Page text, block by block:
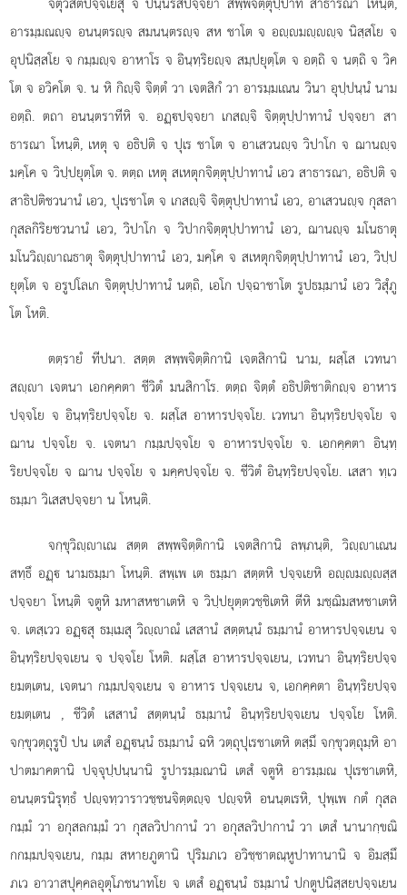
อารมฺมณฺจ อนนฺตรฺจ สมนนฺตรฺจ สห ชาโต จ อฺมฺฺจ นิสฺสโย จ
อุปนิสฺสโย จ กมฺมฺจ อาหาโร จ อินฺทฺริยฺจ สมฺปยุตฺโต จ อตฺถิ จ นตฺถิ จ วิค
โต จ อวิคโต จ. น หิ กิฺจิ จิตฺตํ วา เจตสิกํ วา อารมฺมเณน วินา อุปฺปนฺนํ นาม
อตฺถิ. ตถา อนนฺตราทีหิ จ. อฏฺปจฺจยา เกสฺจิ จิตฺตุปฺปาทานํ ปจฺจยา สา
ธารณา โหนฺติ, เหตุ จ อธิปติ จ ปุเร ชาโต จ อาเสวนฺจ วิปาโก จ ฌานฺจ
มคฺโค จ วิปฺปยุตฺโต จ. ตตฺถ เหตุ สเหตุกจิตฺตุปฺปาทานํ เอว สาธารณา, อธิปติ จ
สาธิปติชวนานํ เอว, ปุเรชาโต จ เกสฺจิ จิตฺตุปฺปาทานํ เอว, อาเสวนฺจ กุสลา
กุสลกิริยชวนานํ เอว, วิปาโก จ วิปากจิตฺตุปฺปาทานํ เอว, ฌานฺจ มโนธาตุ
มโนวิฺาณธาตุ จิตฺตุปฺปาทานํ เอว, มคฺโค จ สเหตุกจิตฺตุปฺปาทานํ เอว, วิปฺป
ยุตฺโต จ อรูปโลเก จิตฺตุปฺปาทานํ นตฺถิ, เอโก ปจฺฉาชาโต รูปธมฺมานํ เอว วิสุํภู
โต โหติ.
ตตฺรายํ ทีปนา. สตฺต สพฺพจิตฺติกานิ เจตสิกานิ นาม, ผสฺโส เวทนา
สฺา เจตนา เอกคฺคตา ชีวิตํ มนสิกาโร. ตตฺถ จิตฺตํ อธิปติชาติกฺจ อาหาร
ปจฺจโย จ อินฺทฺริยปจฺจโย จ. ผสฺโส อาหารปจฺจโย. เวทนา อินฺทฺริยปจฺจโย จ
ฌาน ปจฺจโย จ. เจตนา กมฺมปจฺจโย จ อาหารปจฺจโย จ. เอกคฺคตา อินฺทฺ
ริยปจฺจโย จ ฌาน ปจฺจโย จ มคฺคปจฺจโย จ. ชีวิตํ อินฺทฺริยปจฺจโย. เสสา ทฺเว
ธมฺมา วิเสสปจฺจยา น โหนฺติ.
จกฺขุวิฺาเณ สตฺต สพฺพจิตฺติกานิ เจตสิกานิ ลพฺภนฺติ, วิฺาเณน
สทฺธึ อฏฺ นามธมฺมา โหนฺติ. สพฺเพ เต ธมฺมา สตฺตหิ ปจฺจเยหิ อฺมฺสฺส
ปจฺจยา โหนฺติ จตูหิ มหาสหชาเตหิ จ วิปฺปยุตฺตวชฺชิเตหิ ตีหิ มชฺฌิมสหชาเตหิ
จ. เตสฺเวว อฏฺสุ ธมฺเมสุ วิฺาณํ เสสานํ สตฺตนฺนํ ธมฺมานํ อาหารปจฺจเยน จ
อินฺทฺริยปจฺจเยน จ ปจฺจโย โหติ. ผสฺโส อาหารปจฺจเยน, เวทนา อินฺทฺริยปจฺจ
ยมตฺเตน, เจตนา กมฺมปจฺจเยน จ อาหาร ปจฺจเยน จ, เอกคฺคตา อินฺทฺริยปจฺจ
ยมตฺเตน , ชีวิตํ เสสานํ สตฺตนฺนํ ธมฺมานํ อินฺทฺริยปจฺจเยน ปจฺจโย โหติ.
จกฺขุวตฺถุรูปํ ปน เตสํ อฏฺนฺนํ ธมฺมานํ ฉหิ วตฺถุปุเรชาเตหิ ตสฺมึ จกฺขุวตฺถุมฺหิ อา
ปาตมาคตานิ ปจฺจุปฺปนฺนานิ รูปารมฺมณานิ เตสํ จตูหิ อารมฺมณ ปุเรชาเตหิ,
อนนฺตรนิรุทฺธํ ปฺจทฺวาราวชฺชนจิตฺตฺจ ปฺจหิ อนนฺตเรหิ, ปุพฺเพ กตํ กุสล
กมฺมํ วา อกุสลกมฺมํ วา กุสลวิปากานํ วา อกุสลวิปากานํ วา เตสํ นานากฺขณิ
กกมฺมปจฺจเยน, กมฺม สหายภูตานิ ปุริมภเว อวิชฺชาตณฺหูปาทานานิ จ อิมสฺมึ
ภเว อาวาสปุคฺคลอุตุโภชนาทโย จ เตสํ อฏฺนฺนํ ธมฺมานํ ปกตูปนิสฺสยปจฺจเยน